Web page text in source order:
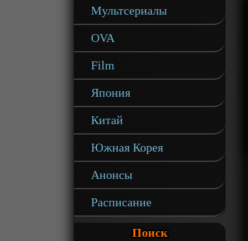
Мультсериалы
OVA
Film
Япония
Китай
Южная Корея
Анонсы
Расписание
Поиск